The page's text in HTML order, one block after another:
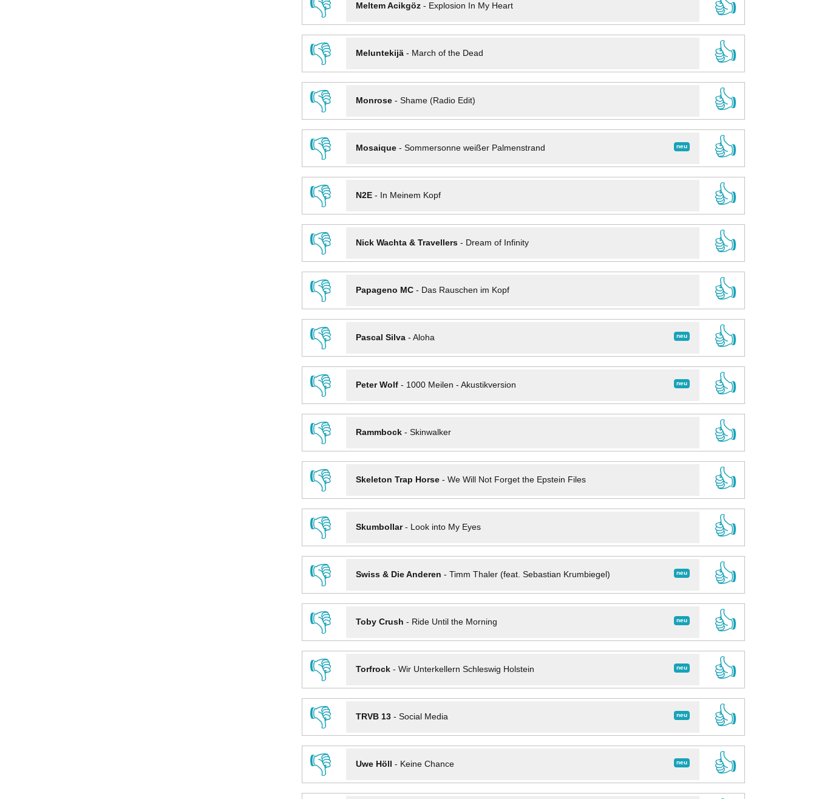
👎
Meltem Acikgöz- Explosion In My Heart
👍
👎
Meluntekijä- March of the Dead
👍
👎
Monrose- Shame (Radio Edit)
👍
👎
neu
Mosaique- Sommersonne weißer Palmenstrand
👍
👎
N2E- In Meinem Kopf
👍
👎
Nick Wachta & Travellers- Dream of Infinity
👍
👎
Papageno MC- Das Rauschen im Kopf
👍
👎
neu
Pascal Silva- Aloha
👍
👎
neu
Peter Wolf- 1000 Meilen - Akustikversion
👍
👎
Rammbock- Skinwalker
👍
👎
Skeleton Trap Horse- We Will Not Forget the Epstein Files
👍
👎
Skumbollar- Look into My Eyes
👍
👎
neu
Swiss & Die Anderen - Timm Thaler (feat. Sebastian Krumbiegel)
👍
👎
neu
Toby Crush - Ride Until the Morning
👍
👎
neu
Torfrock- Wir Unterkellern Schleswig Holstein
👍
👎
neu
TRVB 13- Social Media
👍
👎
neu
Uwe Höll - Keine Chance
👍